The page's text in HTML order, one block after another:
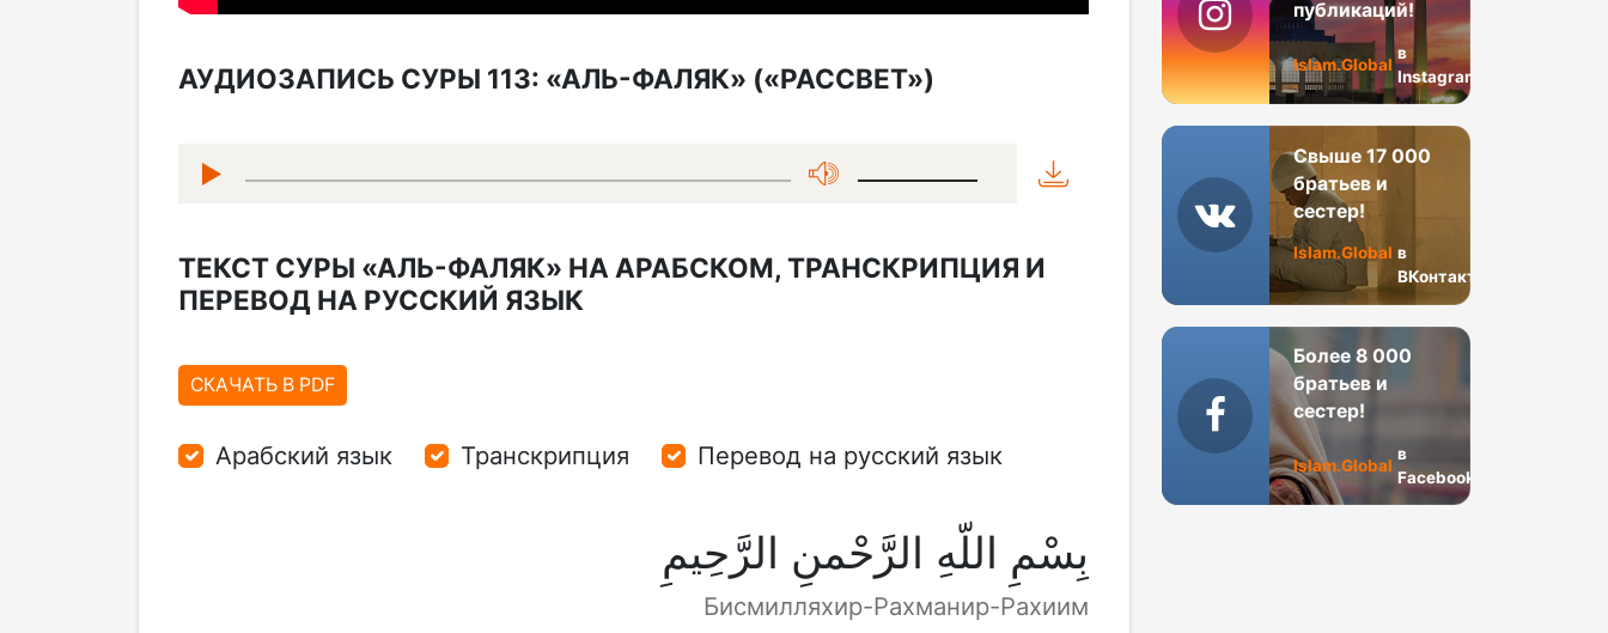
АУДИОЗАПИСЬ СУРЫ 113: «АЛЬ-ФАЛЯК» («РАССВЕТ»)
ТЕКСТ СУРЫ «АЛЬ-ФАЛЯК» НА АРАБСКОМ, ТРАНСКРИПЦИЯ И
ПЕРЕВОД НА РУССКИЙ ЯЗЫК
СКАЧАТЬ В PDF
Арабский язык Транскрипция Перевод на русский язык
بِسْمِ اللّهِ الرَّحْمنِ الرَّحِيمِ
Бисмилляхир-Рахманир-Рахиим
публикаций!
Islam.Global
в
Instagram
Свыше 17 000
братьев и
сестер!
Islam.Global в
ВКонтакте
Более 8 000
братьев и
сестер!
Islam.Global
в
Facebook